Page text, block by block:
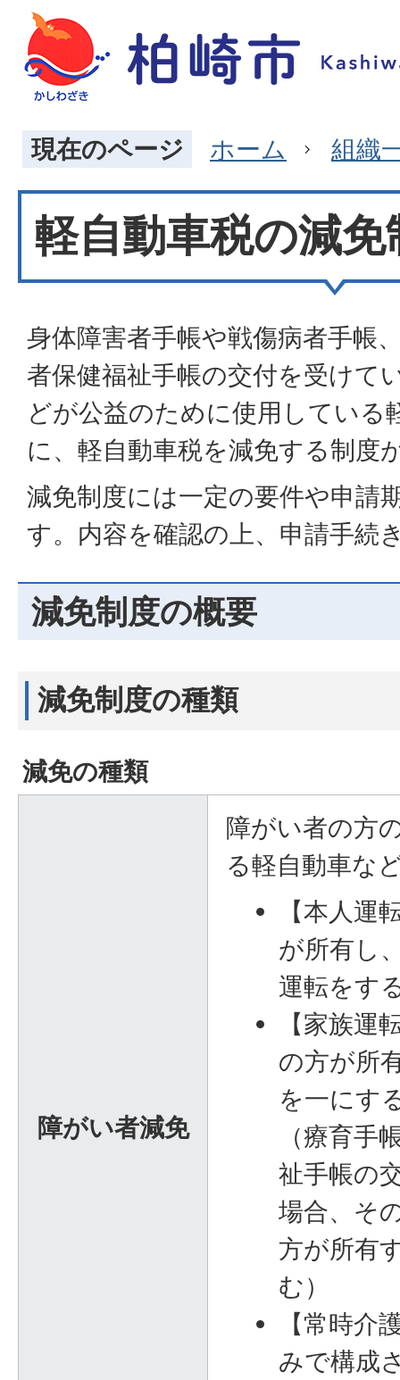
現在のページ ホーム 組織
軽自動車税の減免
身体障害者手帳や戦傷病者手帳
者保健福祉手帳の交付を受けて
どが公益のために使用している
に、軽自動車税を減免する制度
減免制度には一定の要件や申請
す。内容を確認の上、申請手続
減免制度の概要
減免制度の種類
減免の種類
障がい者減免
障がい者の方
る軽自動車な
【本人運
が所有し
運転をす
【家族運
の方が所
を一にす
（療育手
祉手帳の
場合、そ
方が所有
む）
【常時介
みで構成